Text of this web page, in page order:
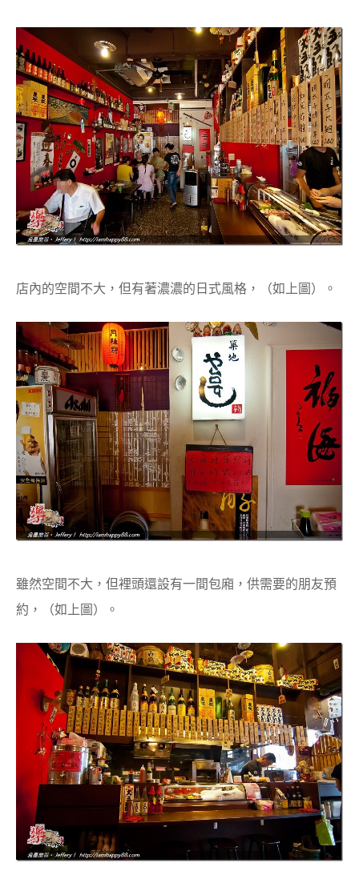
店內的空間不大，但有著濃濃的日式風格，（如上圖）。
雖然空間不大，但裡頭還設有一間包廂，供需要的朋友預
約，（如上圖）。